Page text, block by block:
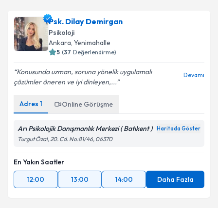
Psk. Dilay Demirgan
Psikoloji
Ankara,Yenimahalle
( Değerlendirme)
Konusunda uzman, soruna yönelik uygulamalı
çözümler öneren ve iyi dinleyen,...
Adres 1 Online Görüşme
Arı Psikolojik Danışmanlık Merkezi ( Batıkent )
Turgut Özal, 20. Cd. No:81/46, 06370
En Yakın Saatler
12:00
13:00 14:00 Daha Fazla